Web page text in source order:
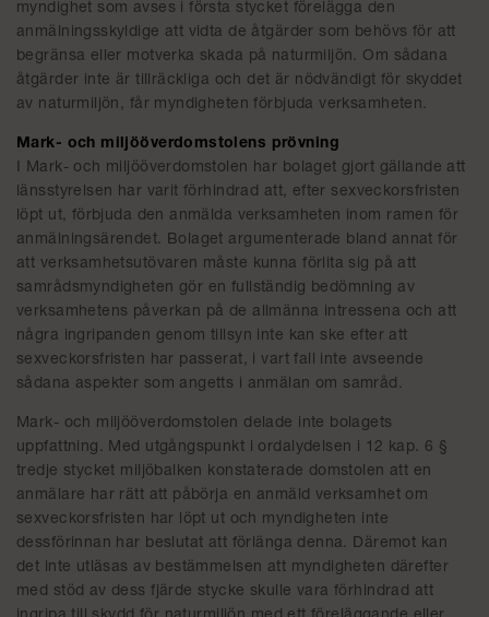
myndighet som avses i första stycket förelägga den
anmälningsskyldige att vidta de åtgärder som behövs för att
begränsa eller motverka skada på naturmiljön. Om sådana
åtgärder inte är tillräckliga och det är nödvändigt för skyddet
av naturmiljön, får myndigheten förbjuda verksamheten.
Mark- och miljööverdomstolens prövning
I Mark- och miljööverdomstolen har bolaget gjort gällande att
länsstyrelsen har varit förhindrad att, efter sexveckorsfristen
löpt ut, förbjuda den anmälda verksamheten inom ramen för
anmälningsärendet. Bolaget argumenterade bland annat för
att verksamhetsutövaren måste kunna förlita sig på att
samrådsmyndigheten gör en fullständig bedömning av
verksamhetens påverkan på de allmänna intressena och att
några ingripanden genom tillsyn inte kan ske efter att
sexveckorsfristen har passerat, i vart fall inte avseende
sådana aspekter som angetts i anmälan om samråd.
Mark- och miljööverdomstolen delade inte bolagets
uppfattning. Med utgångspunkt i ordalydelsen i 12 kap. 6 §
tredje stycket miljöbalken konstaterade domstolen att en
anmälare har rätt att påbörja en anmäld verksamhet om
sexveckorsfristen har löpt ut och myndigheten inte
dessförinnan har beslutat att förlänga denna. Däremot kan
det inte utläsas av bestämmelsen att myndigheten därefter
med stöd av dess fjärde stycke skulle vara förhindrad att